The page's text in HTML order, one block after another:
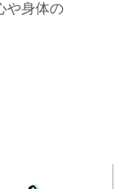
や身体の